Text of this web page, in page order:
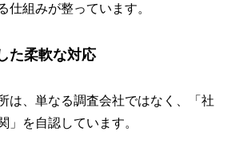
仕組みが整っています。
た柔軟な対応
は、単なる調査会社ではなく、「社
」を自認しています。